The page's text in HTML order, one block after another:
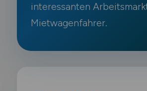
interessanten
Mietwagenfahrer.